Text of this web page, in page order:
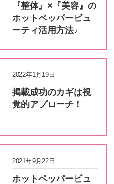
『整体』×『美容』の
ホットペッパービュ
ーティ活用方法♪
2022年1月19日
掲載成功のカギは視
覚的アプローチ！
2021年9月22日
ホットペッパービュ